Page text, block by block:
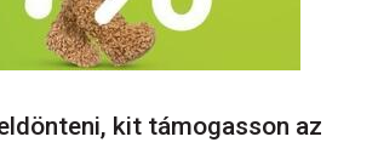
kit támogasson az